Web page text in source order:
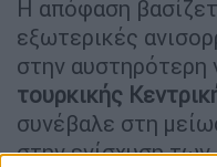
Η απόφαση
εξωτερικές
στην αυστηρότερη
τουρκικής
συνέβαλε στη
στην ενίσχυση